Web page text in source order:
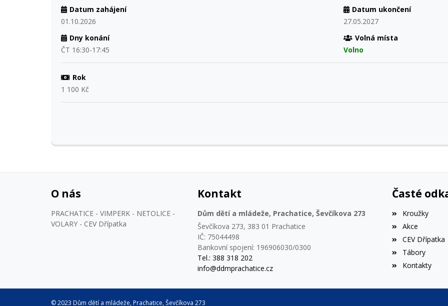
Datum zahájení
01.10.2026
Datum ukončení
27.05.2027
Dny konání
ČT 16:30-17:45
Volná místa
Volno
Rok
1 100 Kč
O nás
PRACHATICE - VIMPERK - NETOLICE -
VOLARY - CEV Dřípatka
Kontakt
Dům dětí a mládeže, Prachatice, Ševčíkova 273
Ševčíkova 273, 383 01 Prachatice
IČ: 75044498
Bankovní spojení: 196906030/0300
Tel.: 388 318 202
info@ddmprachatice.cz
Časté
Kroužky
Akce
CEV Dřípatka
Tábory
Kontakty
© 2023 Dům dětí a mládeže, Prachatice, Ševčíkova 273